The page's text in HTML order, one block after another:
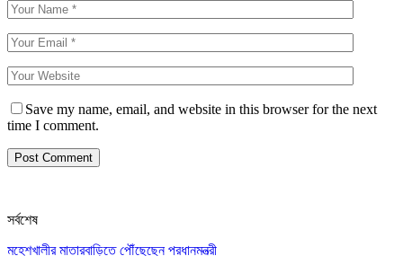
Save my name, email, and website in this browser for the next
time I comment.
সর্বশেষ
মহেশখালীর মাতারবাড়িতে পৌঁছেছেন প্রধানমন্ত্রী